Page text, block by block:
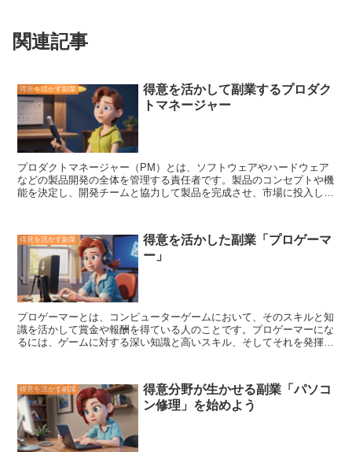
関連記事
得意を活かす副業
得意を活かして副業するプロダク
トマネージャー
プロダクトマネージャー（PM）
とは、ソフトウェアやハードウェア
などの製品開発の全体を管理する責任者です。製品のコンセプトや機
能を決定し、開発チームと協力して製品を完成させ、市場に投入しま
を行い、ユーザーのニーズや課題を把握する必要があります。また、
競合他社の製品を分析したり、新しい技術を調査したりして、製品の
差別化を図ることも大切です。 製品のコンセプトや機能が決まった
ら、次は開発チームと協力して製品を完成させます。プロダクトマネ
ージャーは、開発チームの進捗状況を管理し、問題があれば解決策を
検討します。また、ユーザーからのフィードバックを収集して、製品
の改善につなげます。 製品が完成したら、次は市場に投入します。
プロダクトマネージャーは、マーケティングチームや販売チームと協
力して、製品の魅力をアピールし、顧客に購入してもらう必要があり
得意を活かす副業
得意を活かした副業「プロゲーマ
ー」
プロゲーマーとは、コンピューターゲームにおいて、そのスキルと知
識を活かして賞金や報酬を得ている人のことです。プロゲーマーにな
るには、ゲームに対する深い知識と高いスキル、そしてそれを発揮す
プロゲーマーの仕事内容は、ゲームの練習や大会への出場、ス
ポンサーとの契約交渉など です。また、プロゲーマーは、ゲームの配
信や実況、解説なども行うことがあります。プロゲーマーは、ゲーム
をプレイするだけで収入を得ることができるため、近年ではその人気
が高まっています。
得意を活かす副業
得意分野が生かせる副業「パソコ
ン修理」を始めよう